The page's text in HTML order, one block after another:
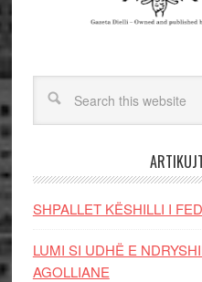
SHPALLET KËSHILLI I
LUMI SI UDHË E
AGOLLIANE